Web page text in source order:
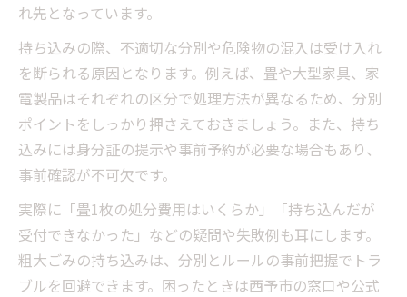
れ先となっています。
持ち込みの際、不適切な分別や危険物の混入は受け入れ
を断られる原因となります。例えば、畳や大型家具、家
電製品はそれぞれの区分で処理方法が異なるため、分別
ポイントをしっかり押さえておきましょう。また、持ち
込みには身分証の提示や事前予約が必要な場合もあり、
事前確認が不可欠です。
実際に「畳1枚の処分費用はいくらか」「持ち込んだが
受付できなかった」などの疑問や失敗例も耳にします。
粗大ごみの持ち込みは、分別とルールの事前把握でトラ
ブルを回避できます。困ったときは西予市の窓口や公式